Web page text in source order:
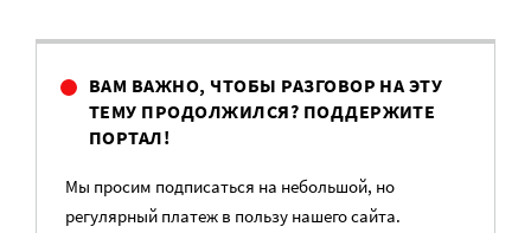
ВАМ ВАЖНО, ЧТОБЫ РАЗГОВОР НА ЭТУ
ТЕМУ ПРОДОЛЖИЛСЯ? ПОДДЕРЖИТЕ
ПОРТАЛ!
Мы просим подписаться на небольшой, но
регулярный платеж в пользу нашего сайта.